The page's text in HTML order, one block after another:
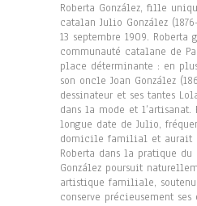
Roberta González, fille
catalan Julio González
13 septembre 1909.
communauté catalane de
place déterminante : en
son oncle Joan González
dessinateur et ses tantes
dans la mode et l’artisanat.
longue date de Julio,
domicile familial et aurait
Roberta dans la pratique du
González poursuit
artistique familiale,
conserve précieusement